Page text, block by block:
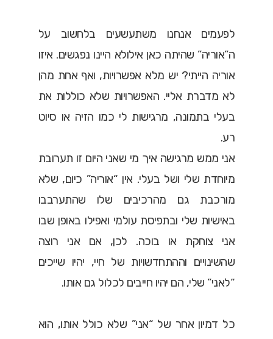
לפעמים אנחנו משתעשעים בלחשוב על
ה”אוריה” שהיתה כאן אילולא היינו נפגשים. איזו
אוריה הייתי? יש מלא אפשרויות, ואף אחת מהן
לא מדברת אליי. האפשרויות שלא כוללות את
בעלי בתמונה, מרגישות לי כמו הזיה או סיוט
רע.
אני ממש מרגישה איך מי שאני היום זו תערובת
מיוחדת שלי ושל בעלי. אין “אוריה” כיום, שלא
מורכבת גם מהרכיבים שלו שהתערבבו
באישיות שלי ובתפיסת עולמי ואפילו באופן שבו
אני צוחקת או בוכה. לכן, אם אני רוצה
שהשינויים וההתחדשויות של חיי, יהיו שייכים
“לאני” שלי, הם יהיו חייבים לכלול גם אותו.
כל דמיון אחר של “אני” שלא כולל אותו, הוא